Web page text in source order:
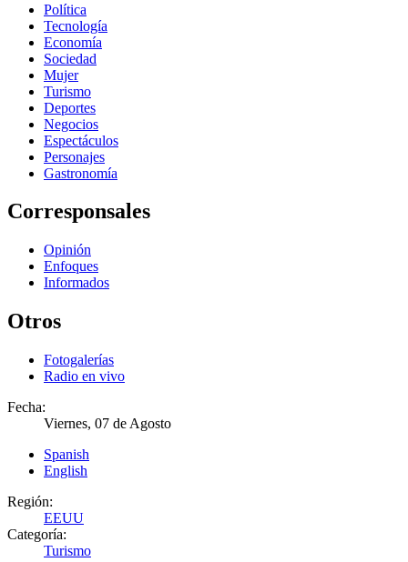
Política
Tecnología
Economía
Sociedad
Mujer
Turismo
Deportes
Negocios
Espectáculos
Personajes
Gastronomía
Corresponsales
Opinión
Enfoques
Informados
Otros
Fotogalerías
Radio en vivo
Fecha:
Viernes, 07 de Agosto
Spanish
English
Región:
EEUU
Categoría:
Turismo